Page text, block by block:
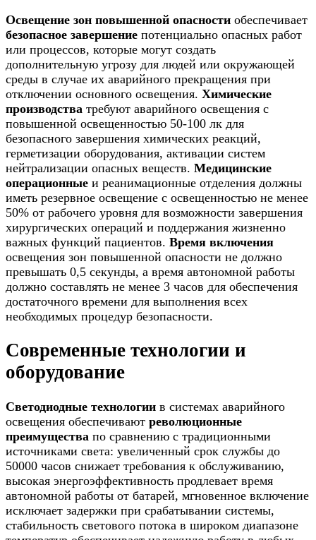
Освещение зон повышенной опасности обеспечивает
безопасное завершение потенциально опасных работ
или процессов, которые могут создать
дополнительную угрозу для людей или окружающей
среды в случае их аварийного прекращения при
отключении основного освещения. Химические
производства требуют аварийного освещения с
повышенной освещенностью 50-100 лк для
безопасного завершения химических реакций,
герметизации оборудования, активации систем
нейтрализации опасных веществ. Медицинские
операционные и реанимационные отделения должны
иметь резервное освещение с освещенностью не менее
50% от рабочего уровня для возможности завершения
хирургических операций и поддержания жизненно
важных функций пациентов. Время включения
освещения зон повышенной опасности не должно
превышать 0,5 секунды, а время автономной работы
должно составлять не менее 3 часов для обеспечения
достаточного времени для выполнения всех
необходимых процедур безопасности.
Современные технологии и
оборудование
Светодиодные технологии в системах аварийного
освещения обеспечивают революционные
преимущества по сравнению с традиционными
источниками света: увеличенный срок службы до
50000 часов снижает требования к обслуживанию,
высокая энергоэффективность продлевает время
автономной работы от батарей, мгновенное включение
исключает задержки при срабатывании системы,
стабильность светового потока в широком диапазоне